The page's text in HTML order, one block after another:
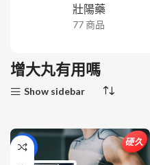
壯陽藥
77 商品
增大丸有用嗎
Show sidebar
-11%